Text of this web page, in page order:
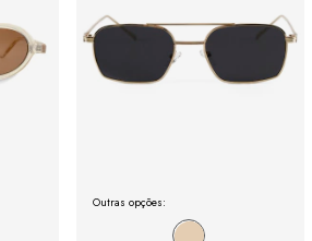
Outras opções: